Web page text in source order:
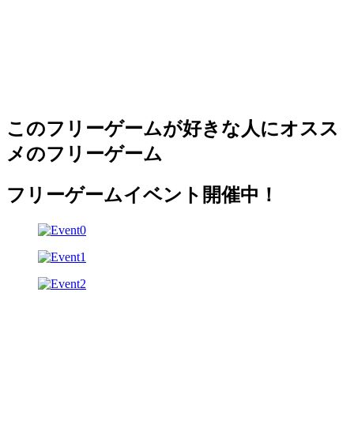
このフリーゲームが好きな人にオスス
メのフリーゲーム
フリーゲームイベント開催中！